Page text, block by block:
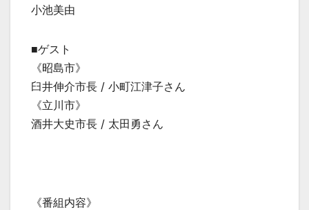
小池美由
■ゲスト
《昭島市》
臼井伸介市長 / 小町江津子さん
《立川市》
酒井大史市長 / 太田勇さん
《番組内容》